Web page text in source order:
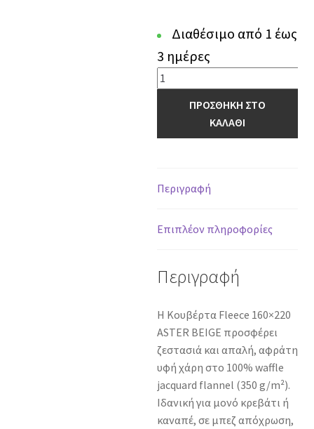
Διαθέσιμο από 1 έως
3 ημέρες
Κουβέρτα
Fleece
160x220ΠΡΟΣΘΗΚΗ ΣΤΟ
ΚΑΛΑΘΙ
Περιγραφή
Επιπλέον πληροφορίες
Περιγραφή
Η Κουβέρτα Fleece 160×220
ASTER BEIGE προσφέρει
ζεστασιά και απαλή, αφράτη
υφή χάρη στο 100% waffle
jacquard flannel (350 g/m²).
Ιδανική για μονό κρεβάτι ή
καναπέ, σε μπεζ απόχρωση,